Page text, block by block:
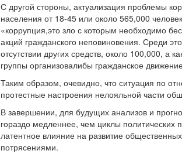
С другой стороны, актуализация проблемы
населения от 18-45 или около 565,000
«коррупция,это зло с которым необходимо
акций гражданского неповиновения. Среди
отсутствии других средств, около 100,000, а
группы организовалибы гражданское
Таким образом, очевидно, что ситуация по
протестные настроения нелояльной части
В завершении, для будущих анализов и
гораздо медленнее, чем циклы политических
латентное влияние на развитие
потрясениями.